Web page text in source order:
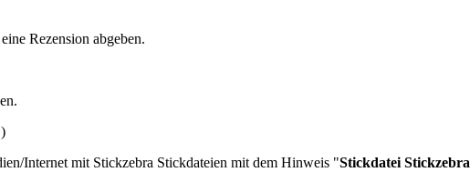
Rezension abgeben.
)
Internet mit Stickzebra Stickdateien mit dem Hinweis "Stickdatei Stickzebra